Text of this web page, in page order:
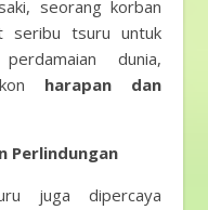
seorang korban
seribu tsuru untuk
dunia,
harapan dan
Perlindungan
juga dipercaya